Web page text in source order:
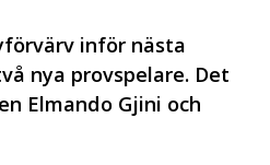
inför nästa
nya provspelare. Det
Elmando Gjini och